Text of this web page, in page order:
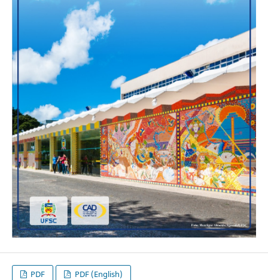
PDF PDF (English)